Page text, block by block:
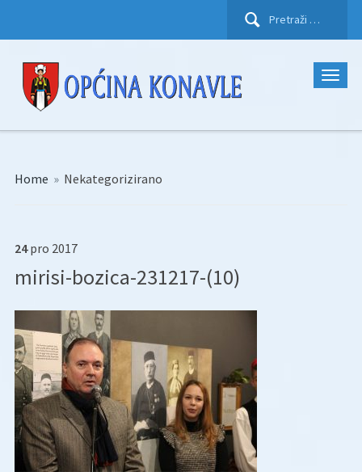
Pretraži:
Home » Nekategorizirano
24 pro 2017
mirisi-bozica-231217-(10)